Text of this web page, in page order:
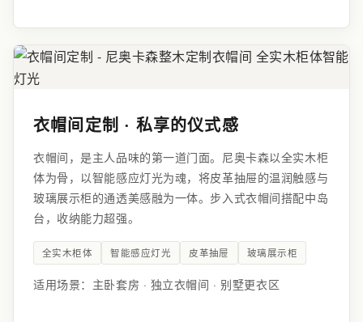
衣帽间定制 · 私享的仪式感
衣帽间，是主人品味的第一道门面。尼奥卡森以全实木柜
体为骨，以智能感应灯光为魂，将皮革抽屉的温润触感与
玻璃展示柜的通透美感融为一体。步入式衣帽间搭配中岛
台，收纳能力超强。
全实木柜体 智能感应灯光 皮革抽屉 玻璃展示柜
适用场景：主卧套房 · 独立衣帽间 · 别墅更衣区